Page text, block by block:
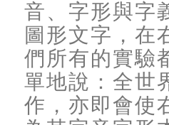
音、字形與字
圖形文字，在
們所有的實
單地說：全世
作，亦即會使